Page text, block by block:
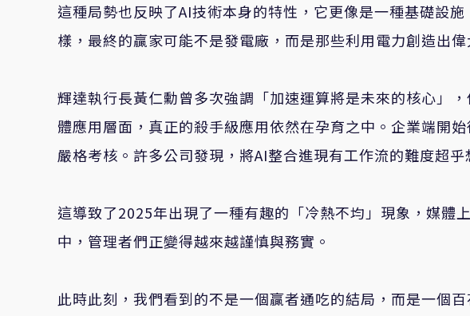
這種局勢也反映了AI技術本身的特性，它更像是一種基礎設
樣，最終的贏家可能不是發電廠，而是那些利用電力創造出偉
輝達執行長黃仁勳曾多次強調「加速運算將是未來的核心」
體應用層面，真正的殺手級應用依然在孕育之中。企業端開
嚴格考核。許多公司發現，將AI整合進現有工作流的難度超乎
這導致了2025年出現了一種有趣的「冷熱不均」現象，媒體
中，管理者們正變得越來越謹慎與務實。
此時此刻，我們看到的不是一個贏者通吃的結局，而是一個